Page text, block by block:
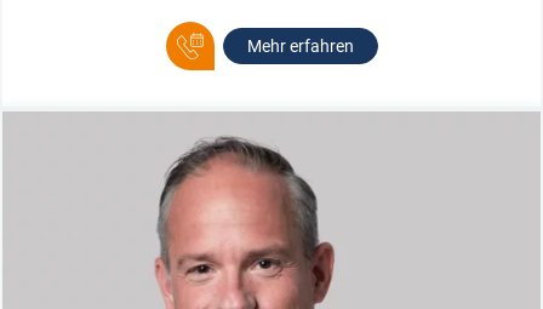
Mehr erfahren